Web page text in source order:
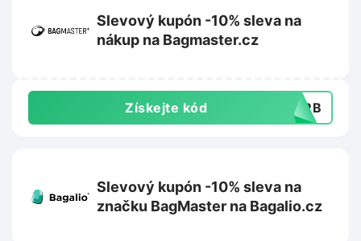
Slevový kupón -10% sleva na
nákup na Bagmaster.cz
Získejte kód GMRB
Slevový kupón -10% sleva na
značku BagMaster na Bagalio.cz